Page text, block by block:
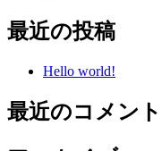
最近の投稿
Hello world!
最近のコメント